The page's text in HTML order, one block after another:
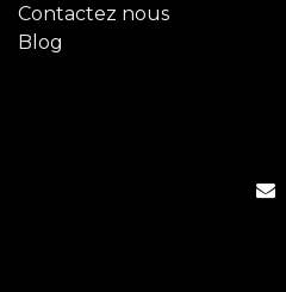
Contactez nous
Blog